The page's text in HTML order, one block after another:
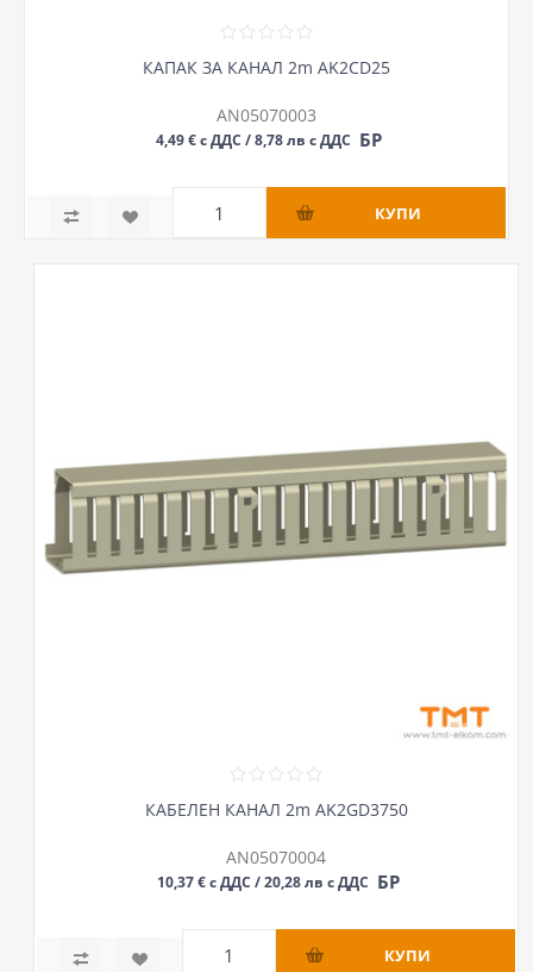
КАПАК ЗА КАНАЛ 2m AK2CD25
AN05070003
4,49 € с ДДС / 8,78 лв с ДДС БР
КАБЕЛЕН КАНАЛ 2m AK2GD3750
AN05070004
10,37 € с ДДС / 20,28 лв с ДДС БР